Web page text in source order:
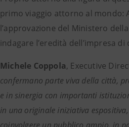
primo viaggio attorno al mondo:
l’approvazione del Ministero
indagare l’eredità dell’impresa
Michele Coppola, Executive
confermano parte viva della città,
e in sinergia con importanti
in una originale iniziativa